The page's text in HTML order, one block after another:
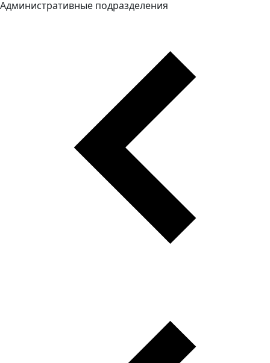
Административные подразделения